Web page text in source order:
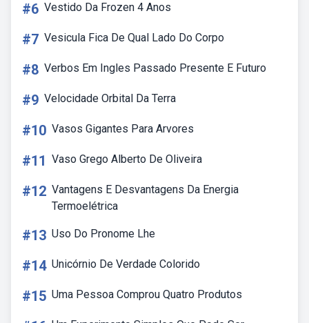
#6 Vestido Da Frozen 4 Anos
#7 Vesicula Fica De Qual Lado Do Corpo
#8 Verbos Em Ingles Passado Presente E Futuro
#9 Velocidade Orbital Da Terra
#10 Vasos Gigantes Para Arvores
#11 Vaso Grego Alberto De Oliveira
#12 Vantagens E Desvantagens Da Energia
Termoelétrica
#13 Uso Do Pronome Lhe
#14 Unicórnio De Verdade Colorido
#15 Uma Pessoa Comprou Quatro Produtos